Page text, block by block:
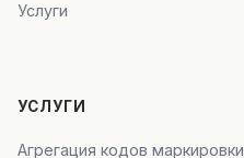
Услуги
УСЛУГИ
Агрегация кодов маркировки